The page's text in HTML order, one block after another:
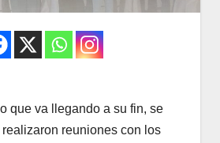
que va llegando a su fin, se
reuniones con los